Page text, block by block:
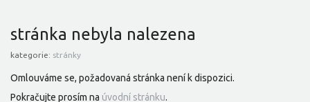
stránka nebyla nalezena
kategorie: stránky
Omlouváme se, požadovaná stránka není k dispozici.
Pokračujte prosím na úvodní stránku.